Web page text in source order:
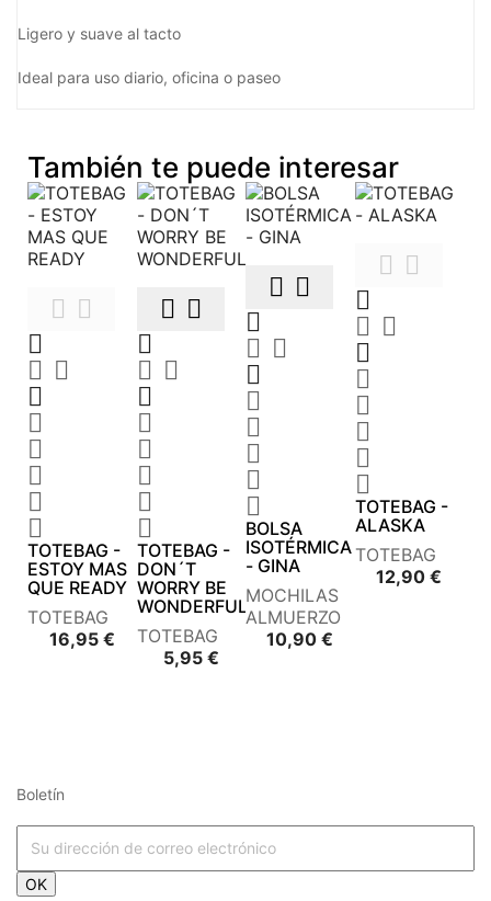
Ligero y suave al tacto
Ideal para uso diario, oficina o paseo
También te puede interesar
 

 






TOTEBAG -
ESTOY MAS
QUE READY
TOTEBAG
16,95 €Precio
 

 






TOTEBAG -
DON´T
WORRY BE
WONDERFUL
TOTEBAG
5,95 €Precio
 

 






BOLSA
ISOTÉRMICA
- GINA
MOCHILAS
ALMUERZO
10,90 €
 

 






TOTEBAG -
ALASKA
TOTEBAG
12,90 €

 
Boletín
OK